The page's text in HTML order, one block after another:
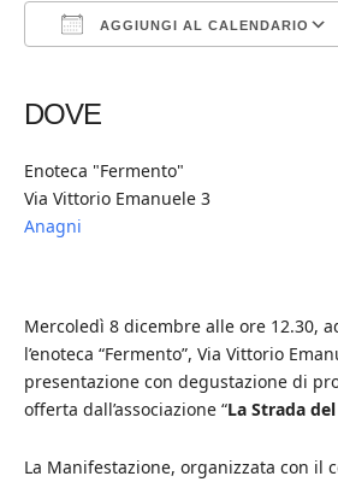
AGGIUNGI AL CALENDARIO
DOVE
Enoteca "Fermento"
Via Vittorio Emanuele 3
Anagni
Mercoledì 8 dicembre alle ore 12.30,
l’enoteca “Fermento”, Via Vittorio
presentazione con degustazione di
offerta dall’associazione “La Strada
La Manifestazione, organizzata con il